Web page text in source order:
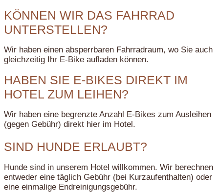
KÖNNEN WIR DAS FAHRRAD
UNTERSTELLEN?
Wir haben einen absperrbaren Fahrradraum, wo Sie auch
gleichzeitig Ihr E-Bike aufladen können.
HABEN SIE E-BIKES DIREKT IM
HOTEL ZUM LEIHEN?
Wir haben eine begrenzte Anzahl E-Bikes zum Ausleihen
(gegen Gebühr) direkt hier im Hotel.
SIND HUNDE ERLAUBT?
Hunde sind in unserem Hotel willkommen. Wir berechnen
entweder eine täglich Gebühr (bei Kurzaufenthalten) oder
eine einmalige Endreinigungsgebühr.